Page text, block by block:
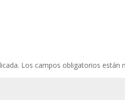
Los campos obligatorios están